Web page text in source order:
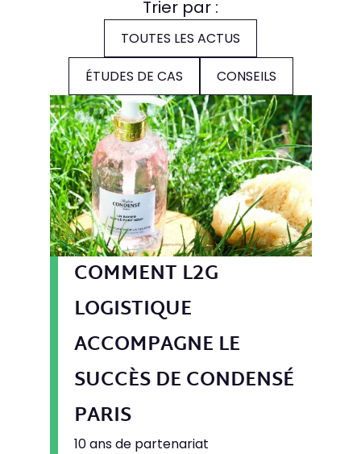
SOLUTIONS
L2G
ENGAGEMENTS
ACTUALITÉS
Contact
Accès
Trier par :
TOUTES LES ACTUS
ÉTUDES DE CAS CONSEILS
COMMENT L2G
LOGISTIQUE
ACCOMPAGNE LE
SUCCÈS DE CONDENSÉ
PARIS
10 ans de partenariat